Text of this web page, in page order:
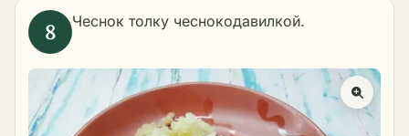
Чеснок толку чеснокодавилкой.